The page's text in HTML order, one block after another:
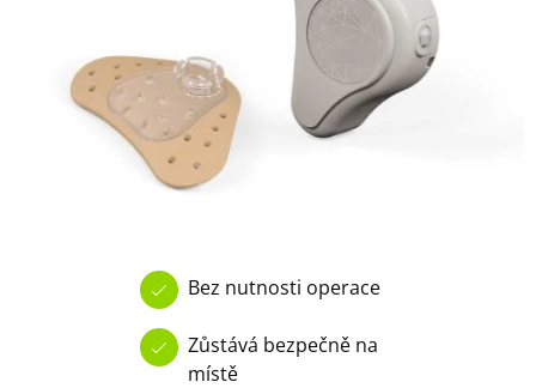
Bez nutnosti operace
Zůstává bezpečně na
místě